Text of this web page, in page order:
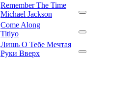
Remember The Time
Michael Jackson
Come Along
Titiyo
Лишь О Тебе Мечтая
Руки Вверх